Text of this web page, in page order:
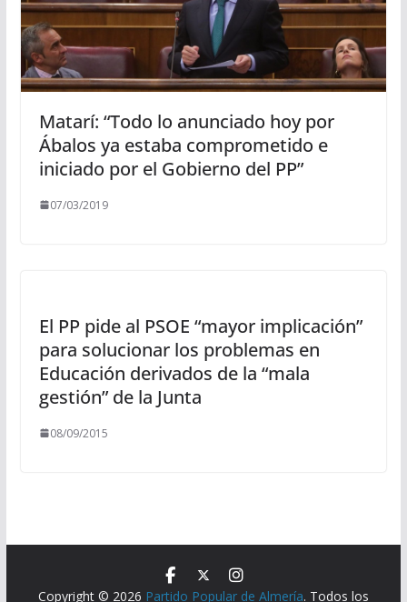
Matarí: “Todo lo anunciado hoy por
Ábalos ya estaba comprometido e
iniciado por el Gobierno del PP”
07/03/2019
El PP pide al PSOE “mayor implicación”
para solucionar los problemas en
Educación derivados de la “mala
gestión” de la Junta
08/09/2015
Copyright © 2026 Partido Popular de Almería. Todos los